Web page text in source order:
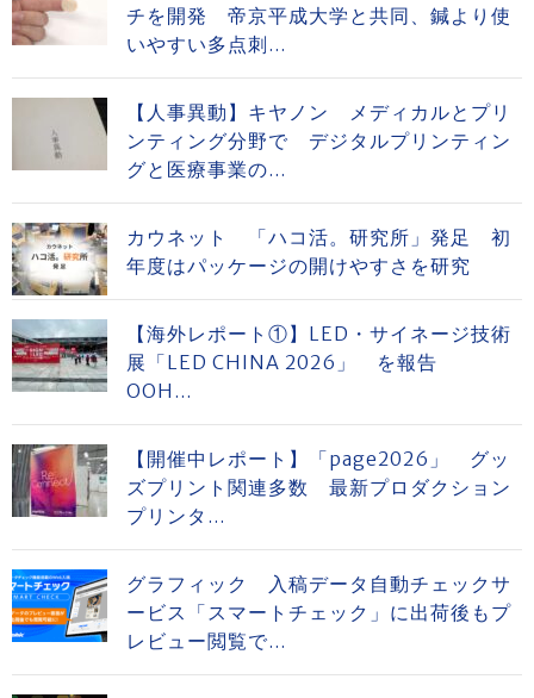
チを開発 帝京平成大学と共同、鍼より使
いやすい多点刺...
【人事異動】キヤノン メディカルとプリ
ンティング分野で デジタルプリンティン
グと医療事業の...
カウネット 「ハコ活。研究所」発足 初
年度はパッケージの開けやすさを研究
【海外レポート①】LED・サイネージ技術
展「LED CHINA 2026」 を報告
OOH...
【開催中レポート】「page2026」 グッ
ズプリント関連多数 最新プロダクション
プリンタ...
グラフィック 入稿データ自動チェックサ
ービス「スマートチェック」に出荷後もプ
レビュー閲覧で...